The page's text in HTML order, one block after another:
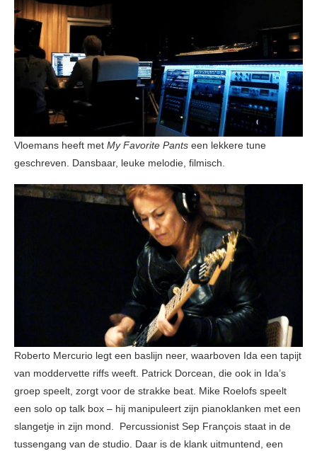
Vloemans heeft met My Favorite Pants een lekkere tune
geschreven. Dansbaar, leuke melodie, filmisch.
Roberto Mercurio legt een baslijn neer, waarboven Ida een tapijt
van moddervette riffs weeft. Patrick Dorcean, die ook in Ida’s
groep speelt, zorgt voor de strakke beat. Mike Roelofs speelt
een solo op talk box – hij manipuleert zijn pianoklanken met een
slangetje in zijn mond. Percussionist Sep François staat in de
tussengang van de studio. Daar is de klank uitmuntend, een